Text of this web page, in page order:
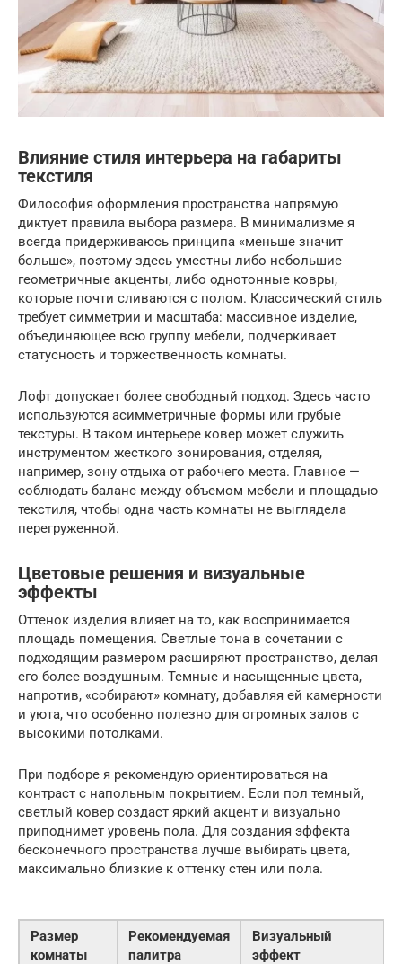
Влияние стиля интерьера на габариты
текстиля
Философия оформления пространства напрямую
диктует правила выбора размера. В минимализме я
всегда придерживаюсь принципа «меньше значит
больше», поэтому здесь уместны либо небольшие
геометричные акценты, либо однотонные ковры,
которые почти сливаются с полом. Классический стиль
требует симметрии и масштаба: массивное изделие,
объединяющее всю группу мебели, подчеркивает
статусность и торжественность комнаты.
Лофт допускает более свободный подход. Здесь часто
используются асимметричные формы или грубые
текстуры. В таком интерьере ковер может служить
инструментом жесткого зонирования, отделяя,
например, зону отдыха от рабочего места. Главное —
соблюдать баланс между объемом мебели и площадью
текстиля, чтобы одна часть комнаты не выглядела
перегруженной.
Цветовые решения и визуальные
эффекты
Оттенок изделия влияет на то, как воспринимается
площадь помещения. Светлые тона в сочетании с
подходящим размером расширяют пространство, делая
его более воздушным. Темные и насыщенные цвета,
напротив, «собирают» комнату, добавляя ей камерности
и уюта, что особенно полезно для огромных залов с
высокими потолками.
При подборе я рекомендую ориентироваться на
контраст с напольным покрытием. Если пол темный,
светлый ковер создаст яркий акцент и визуально
приподнимет уровень пола. Для создания эффекта
бесконечного пространства лучше выбирать цвета,
максимально близкие к оттенку стен или пола.
Размер
комнаты
Рекомендуемая
палитра
Визуальный
эффект